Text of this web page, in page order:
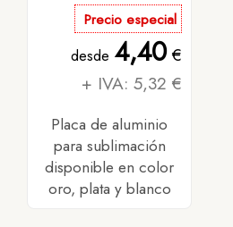
Precio especial
desde 4,40€
+ IVA: 5,32 €
Placa de aluminio
para sublimación
disponible en color
oro, plata y blanco